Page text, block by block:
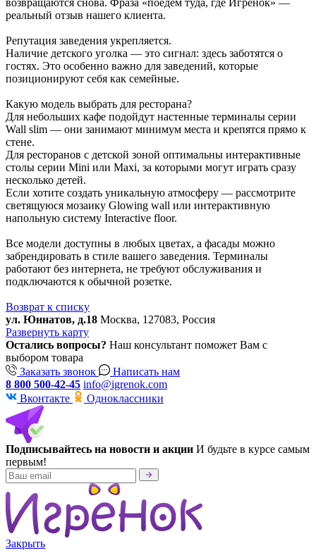
реальный отзыв нашего клиента.
Репутация заведения укрепляется.
Наличие детского уголка — это сигнал: здесь заботятся о
гостях. Это особенно важно для заведений, которые
позиционируют себя как семейные.
Какую модель выбрать для ресторана?
Для небольших кафе подойдут настенные терминалы серии
Wall slim — они занимают минимум места и крепятся прямо к
стене.
Для ресторанов с детской зоной оптимальны интерактивные
столы серии Mini или Maxi, за которыми могут играть сразу
несколько детей.
Если хотите создать уникальную атмосферу — рассмотрите
светящуюся мозаику Glowing wall или интерактивную
напольную систему Interactive floor.
Все модели доступны в любых цветах, а фасады можно
забрендировать в стиле вашего заведения. Терминалы
работают без интернета, не требуют обслуживания и
подключаются к обычной розетке.
Возврат к списку
ул. Юннатов, д.18 Москва, 127083, Россия
Развернуть карту
Остались вопросы? Наш консультант поможет Вам с
выбором товара
Заказать звонок
Написать нам
8 800 500-42-45 info@igrenok.com
Вконтакте
Одноклассники
Подписывайтесь на новости и акции И будьте в курсе самым
первым!
Закрыть